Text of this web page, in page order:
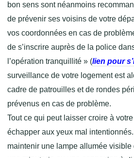
bon sens sont néanmoins
de prévenir ses voisins de votre
vos coordonnées en cas de
de s’inscrire auprès de la police
l’opération tranquillité » (lien pour
surveillance de votre logement est
cadre de patrouilles et de rondes
prévenus en cas de problème.
Tout ce qui peut laisser croire à
échapper aux yeux mal
maintenir une lampe allumée visible